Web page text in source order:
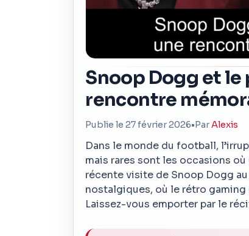
Snoop Dogg et
rencontre
Publie le 27 février 2026•ParAlexis
Dans le monde du football,
mais rares sont les occasions
récente visite de Snoop Dogg
nostalgiques, où le rétro
Laissez-vous emporter par le